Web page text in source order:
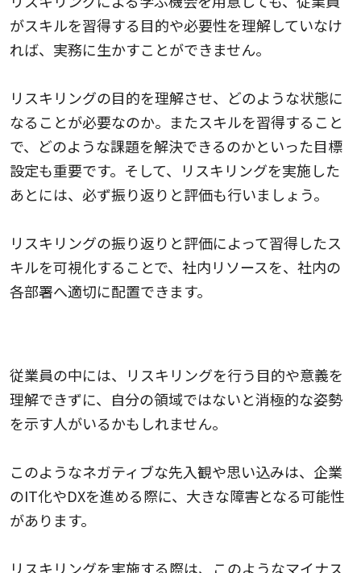
がスキルを習得する目的や必要性を理解していなけ
れば、実務に生かすことができません。
リスキリングの目的を理解させ、どのような状態に
なることが必要なのか。またスキルを習得すること
で、どのような課題を解決できるのかといった目標
設定も重要です。そして、リスキリングを実施した
あとには、必ず振り返りと評価も行いましょう。
リスキリングの振り返りと評価によって習得したス
キルを可視化することで、社内リソースを、社内の
各部署へ適切に配置できます。
従業員の中には、リスキリングを行う目的や意義を
理解できずに、自分の領域ではないと消極的な姿勢
を示す人がいるかもしれません。
このようなネガティブな先入観や思い込みは、企業
のIT化やDXを進める際に、大きな障害となる可能性
があります。
リスキリングを実施する際は、このようなマイナス